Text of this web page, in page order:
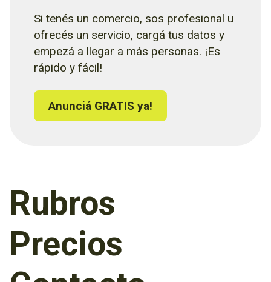
Si tenés un comercio, sos profesional u
ofrecés un servicio, cargá tus datos y
empezá a llegar a más personas. ¡Es
rápido y fácil!
Anunciá GRATIS ya!
Rubros
Precios